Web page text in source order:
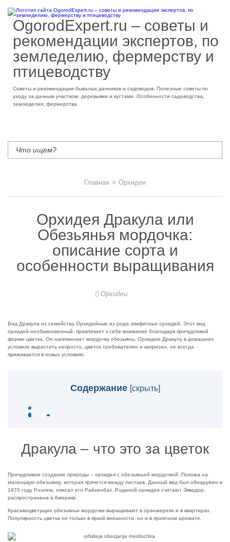
OgorodExpert.ru – cоветы и
рекомендации экспертов, по
земледелию, фермерству и
птицеводству
Советы и рекомендации бывалых дачников и садоводов. Полезные советы по
уходу за дачным участком, деревьями и кустами. Особенности садоводства,
земледелия, фермерства
Главная > Орхидеи
Орхидея Дракула или
Обезьянья мордочка:
описание сорта и
особенности выращивания
Орхидеи
Вид Дракула из семейства Орхидейные из рода эпифитных орхидей. Этот вид
орхидей необыкновенный, привлекает к себе внимание благодаря причудливой
форме цветка. Он напоминает мордочку обезьяны. Орхидею Дракулу в домашних
условиях вырастить непросто, цветок требователен и капризен, не всегда
приживается в новых условиях.
Содержание [скрыть]
Дракула – что это за цветок
Причудливое создание природы – орхидея с обезьяньей мордочкой. Похожа на
маленькую обезьянку, которая прячется между листьев. Данный вид был обнаружен в
1870 году Роэлем, описал его Райхенбах. Родиной орхидеи считают Эквадор,
распространена в Америке.
Красивоцветущие обезьяньи мордочки выращивают в оранжереях и в квартирах.
Популярность цветка не только в яркой внешности, но и в приятном аромате.